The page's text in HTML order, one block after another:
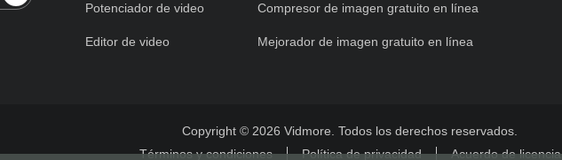
Potenciador de video
Editor de video
Compresor de imagen gratuito en línea
Mejorador de imagen gratuito en línea
Copyright © 2026 Vidmore. Todos los derechos reservados.
Términos y condiciones
Política de privacidad Acuerdo de licencia